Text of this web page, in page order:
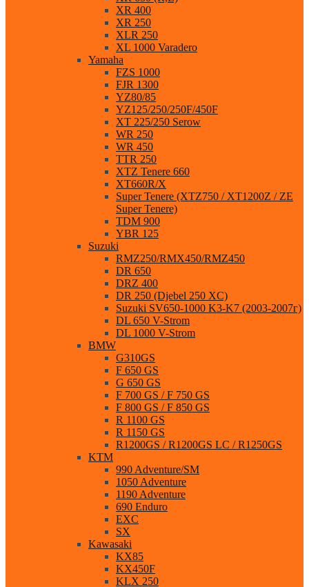
XR 400
XR 250
XLR 250
XL 1000 Varadero
Yamaha
FZS 1000
FJR 1300
YZ80/85
YZ125/250/250F/450F
XT 225/250 Serow
WR 250
WR 450
TTR 250
XTZ Tenere 660
XT660R/X
Super Tenere (XTZ750 / XT1200Z / ZE
Super Tenere)
TDM 900
YBR 125
Suzuki
RMZ250/RMX450/RMZ450
DR 650
DRZ 400
DR 250 (Djebel 250 XC)
Suzuki SV650-1000 K3-K7 (2003-2007г)
DL 650 V-Strom
DL 1000 V-Strom
BMW
G310GS
F 650 GS
G 650 GS
F 700 GS / F 750 GS
F 800 GS / F 850 GS
R 1100 GS
R 1150 GS
R1200GS / R1200GS LC / R1250GS
KTM
990 Adventure/SM
1050 Adventure
1190 Adventure
690 Enduro
EXC
SX
Kawasaki
KX85
KX450F
KLX 250